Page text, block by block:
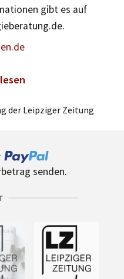
gibt es auf
der Leipziger Zeitung
senden.